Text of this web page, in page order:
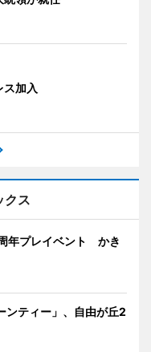
ス加入
クス
年プレイベント かき
ンティー」、自由が丘2